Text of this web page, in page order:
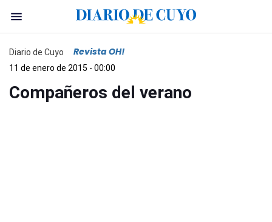
Diario de Cuyo Revista OH!
11 de enero de 2015 - 00:00
Compañeros del verano